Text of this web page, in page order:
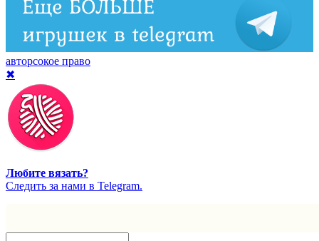
авторсокое право
✖
Любите вязать?
Cледить за нами в Telegram.